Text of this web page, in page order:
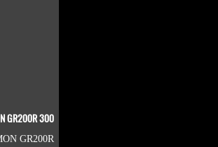
300 มิล. ลาย Flower
GR200R